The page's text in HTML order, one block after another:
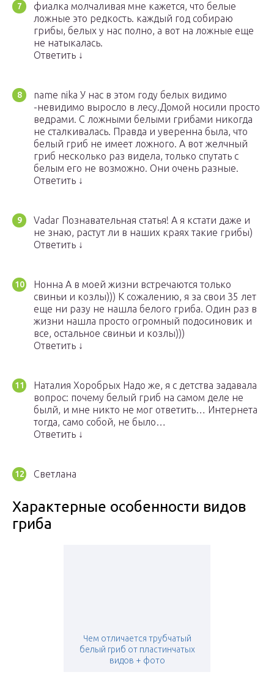
фиалка молчаливая мне кажется, что белые
ложные это редкость. каждый год собираю
грибы, белых у нас полно, а вот на ложные еще
не натыкалась.
Ответить ↓
name nika У нас в этом году белых видимо
-невидимо выросло в лесу.Домой носили просто
ведрами. С ложными белыми грибами никогда
не сталкивалась. Правда и уверенна была, что
белый гриб не имеет ложного. А вот желчный
гриб несколько раз видела, только спутать с
белым его не возможно. Они очень разные.
Ответить ↓
Vadar Познавательная статья! А я кстати даже и
не знаю, растут ли в наших краях такие грибы)
Ответить ↓
Нонна А в моей жизни встречаются только
свиньи и козлы))) К сожалению, я за свои 35 лет
еще ни разу не нашла белого гриба. Один раз в
жизни нашла просто огромный подосиновик и
все, остальное свиньи и козлы)))
Ответить ↓
Наталия Хоробрых Надо же, я с детства задавала
вопрос: почему белый гриб на самом деле не
былй, и мне никто не мог ответить… Интернета
тогда, само собой, не было…
Ответить ↓
Светлана
Характерные особенности видов
гриба
Чем отличается трубчатый
белый гриб от пластинчатых
видов + фото